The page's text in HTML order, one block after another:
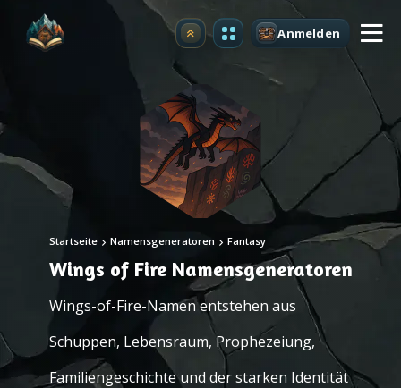
Upgrade Anmelden
Startseite Namensgeneratoren Fantasy
Wings of Fire Namensgeneratoren
Wings-of-Fire-Namen entstehen aus
Schuppen, Lebensraum, Prophezeiung,
Familiengeschichte und der starken Identität